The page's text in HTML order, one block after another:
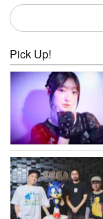
Pick Up!